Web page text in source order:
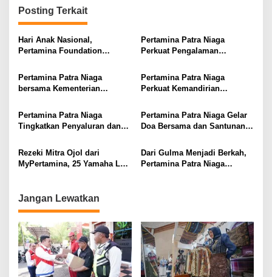
g
a
s
p
o
s
Posting Terkait
Hari Anak Nasional,
Pertamina Foundation
Dini
Pertamina Patra Niaga
Perkuat Pengalaman
Implementasi Program
Danantara Indonesia CX100
Pertamina Patra Niaga
bersama Kementerian
Perkuat Penyediaan Energi
bagi Nelayan
Pertamina Patra Niaga
Perkuat Kemandirian
Pemberdayaan Berbasis
Potensi Lokal dari Sumatera
Pertamina Patra Niaga
Tingkatkan Penyaluran dan
Sejumlah Wilayah
Pertamina Patra Niaga Gelar
Doa Bersama dan Santunan
Operasional Kilang
Balikpapan
Rezeki Mitra Ojol dari
MyPertamina, 25 Yamaha Lexi
Dari Gulma Menjadi Berkah,
Pertamina Patra Niaga
Jangan Lewatkan